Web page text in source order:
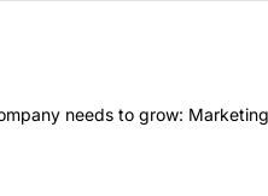
needs to grow: